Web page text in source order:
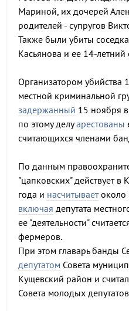
Мариной, их дочерей
родителей - супругов
Также были убиты
Касьянова и ее 14-
Организатором убийства
местной криминальной
задержанный 15 ноября
по этому делуарестованы
считающихся членами
По данным
"цапковских" действует
года и насчитываетоколо
включая депутата
ее "деятельности"
фермеров.
При этом главарь банды
депутатом Совета
Кущевский район и
Совета молодых